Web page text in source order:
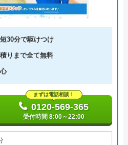
30分で駆けつけ
りまで全て無料
まずは電話相談！
0120-569-365
受付時間 8:00～22:00